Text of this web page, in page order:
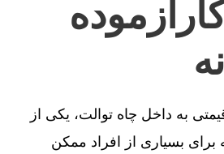
به داخل چاه توالت، یکی از
بسیاری از افراد ممکن